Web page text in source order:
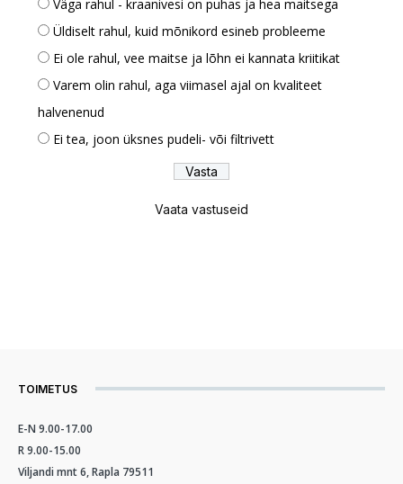
Väga rahul - kraanivesi on puhas ja hea maitsega
Üldiselt rahul, kuid mõnikord esineb probleeme
Ei ole rahul, vee maitse ja lõhn ei kannata kriitikat
Varem olin rahul, aga viimasel ajal on kvaliteet
halvenenud
Ei tea, joon üksnes pudeli- või filtrivett
Vaata vastuseid
TOIMETUS
E-N 9.00-17.00
R 9.00-15.00
Viljandi mnt 6, Rapla 79511